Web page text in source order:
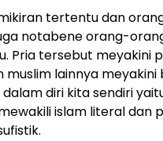
tertentu dan
notabene orang-
Pria tersebut meyakini
lainnya
diri kita sendiri
islam literal dan